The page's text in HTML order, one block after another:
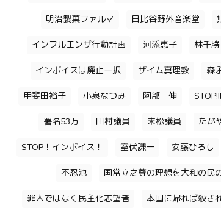
明治製菓ファルマ 日比谷野外音楽堂
インフルエンザ行動計画 河添恵子 林千勝
インボイスは廃止一択 ザイム真理教 森
甲斐田裕子 小泉なつみ 阿部 伸
署名53万 田村議員 末松議員 たが
STOP！インボイス！ 室伏謙一 安藤ひろし
不忍池 国常立之尊の理想を大和の民
罪人ではなく民主化志望者 本国に帰れば殺さ